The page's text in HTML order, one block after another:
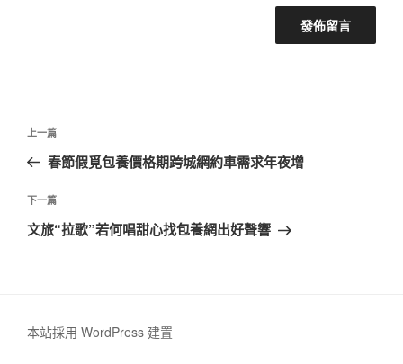
文
導
覽
上
一
文
章
上一篇
春節假覓包養價格期跨城網約車需求年夜增
下
一
下一篇
文旅“拉歌”若何唱甜心找包養網出好聲響
本站採用 WordPress 建置